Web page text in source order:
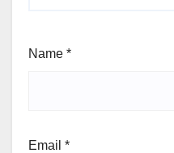
Name *
Email *